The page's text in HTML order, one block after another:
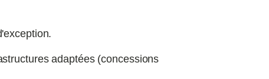
adaptées (concessions